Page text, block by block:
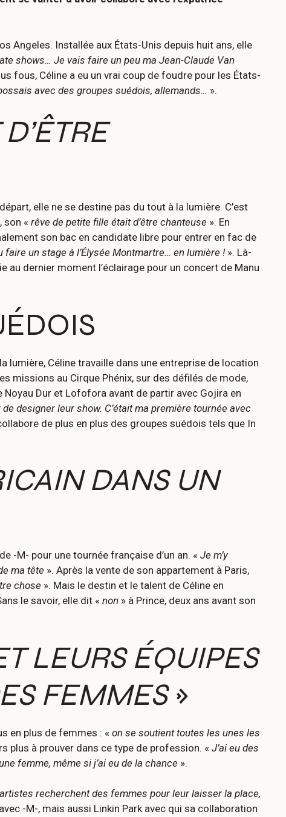
Angeles. Installée aux États-Unis depuis huit ans, elle
shows… Je vais faire un peu ma Jean-Claude Van
fous, Céline a eu un vrai coup de foudre pour les États-
avec des groupes suédois, allemands… ».
elle ne se destine pas du tout à la lumière. C’est
son « rêve de petite fille était d’être chanteuse ». En
son bac en candidate libre pour entrer en fac de
faire un stage à l’Élysée Montmartre… en lumière ! ». Là-
au dernier moment l’éclairage pour un concert de Manu
lumière, Céline travaille dans une entreprise de location
missions au Cirque Phénix, sur des défilés de mode,
Dur et Lofofora avant de partir avec Gojira en
designer leur show. C’était ma première tournée avec
de plus en plus des groupes suédois tels que In
DANS UN
-M- pour une tournée française d’un an. « Je m’y
ma tête ». Après la vente de son appartement à Paris,
chose ». Mais le destin et le talent de Céline en
le savoir, elle dit « non » à Prince, deux ans avant son
LEURS ÉQUIPES
FEMMES»
en plus de femmes : « on se soutient toutes les unes les
plus à prouver dans ce type de profession. « J’ai eu des
femme, même si j’ai eu de la chance ».
recherchent des femmes pour leur laisser la place,
avec -M-, mais aussi Linkin Park avec qui sa collaboration